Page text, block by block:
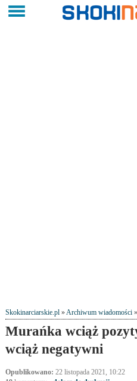
Skokinarciarskie.pl»Archiwum wiadomości»
Murańka wciąż
wciąż negatywni
Opublikowano: 22 listopada 2021, 10:22